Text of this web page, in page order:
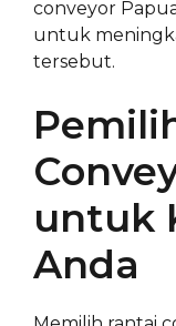
conveyor
untuk
tersebut.
untuk
Anda